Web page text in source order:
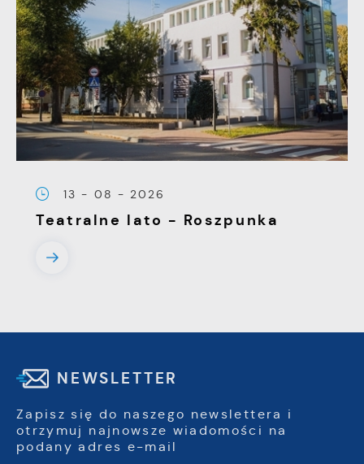
13 - 08 - 2026
Teatralne lato - Roszpunka
NEWSLETTER
Zapisz się do naszego newslettera i
otrzymuj najnowsze wiadomości na
podany adres e-mail